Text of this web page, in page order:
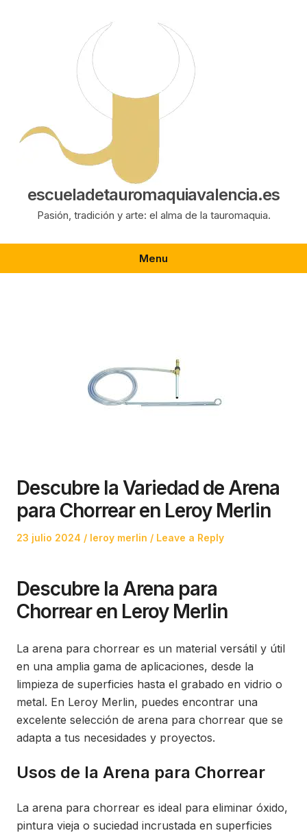
escueladetauromaquiavalencia.es
Pasión, tradición y arte: el alma de la tauromaquia.
Menu
Descubre la Variedad de Arena
para Chorrear en Leroy Merlin
Posted
23 julio 2024
Posted
leroy merlin Leave a Reply
Descubre la Arena para
Chorrear en Leroy Merlin
La arena para chorrear es un material versátil y útil
en una amplia gama de aplicaciones, desde la
limpieza de superficies hasta el grabado en vidrio o
metal. En Leroy Merlin, puedes encontrar una
excelente selección de arena para chorrear que se
adapta a tus necesidades y proyectos.
Usos de la Arena para Chorrear
La arena para chorrear es ideal para eliminar óxido,
pintura vieja o suciedad incrustada en superficies